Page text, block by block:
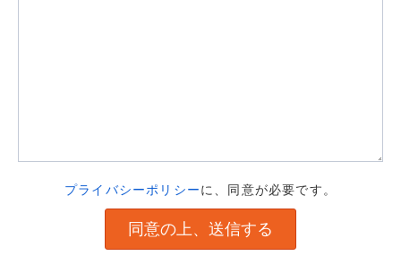
プライバシーポリシーに、同意が必要です。